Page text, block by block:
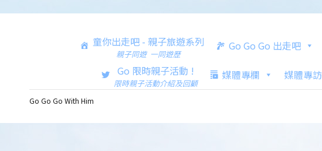
童你出走吧 - 親子旅遊系列
親子同遊 一同遊歷
Go Go Go 出走吧
Go 限時親子活動 !
限時親子活動介紹及回顧
媒體專欄 媒體專訪
Go Go Go With Him